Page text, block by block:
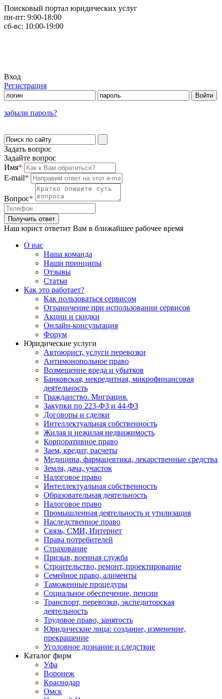
Поисковый портал юридических услуг
пн-пт: 9:00-18:00
сб-вс: 10:00-19:00
Вход
Регистрация
забыли пароль?
Задать вопрос
Задайте вопрос
Имя*
E-mail*
Вопрос*
Наш юрист ответит Вам в ближайшее рабочее время
О нас
Наша команда
Наши принципы
Отзывы
Статьи
Как это работает?
Как пользоваться сервисом
Ограничение при использовании сервисов
Акции и скидки
Онлайн-консультация
Форум
Юридические услуги
Автоюрист, услуги перевозки
Антимонопольное право
Возмещение вреда и убытков
Банковская, некредитная, микрофинансовая
деятельность
Гражданство. Миграция.
Закупки по 223-ФЗ и 44-ФЗ
Договоры и сделки
Интеллектуальная собственность
Жилая и нежилая недвижимость
Корпоративное право
Заем, кредит, расчеты
Медицина, фармацевтика, лекарственные средства
Земля, дача, участок
Налоговое право
Интеллектуальная собственность
Образовательная деятельность
Налоговое право
Промышленная деятельность и утилизация
Наследственное право
Связь, СМИ, Интернет
Права потребителей
Страхование
Призыв, военная служба
Строительство, ремонт, проектирование
Семейное право, алименты
Таможенные процедуры
Социальное обеспечение, пенсии
Транспорт, перевозки, экспедиторская
деятельность
Трудовое право, занятость
Юридические лица: создание, изменение,
прекращение
Уголовное дознание и следствие
Каталог фирм
Уфа
Воронеж
Краснодар
Омск